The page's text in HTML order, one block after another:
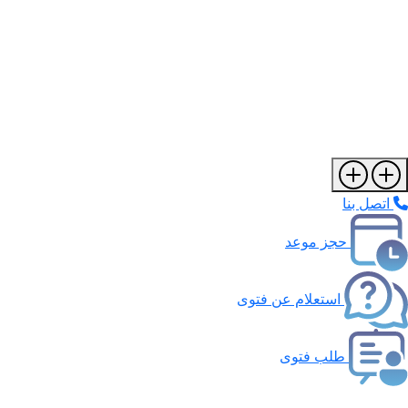
اتصل بنا
حجز موعد
استعلام عن فتوى
طلب فتوى